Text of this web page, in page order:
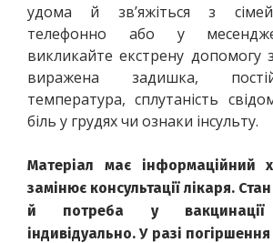
удома й зв’яжіться з
телефонно або у
викликайте екстрену допомогу
виражена задишка,
температура, сплутаність
біль у грудях чи ознаки інсульту.
Матеріал має інформаційний
замінює консультації лікаря.
й потреба у вакцинації
індивідуально. У разі